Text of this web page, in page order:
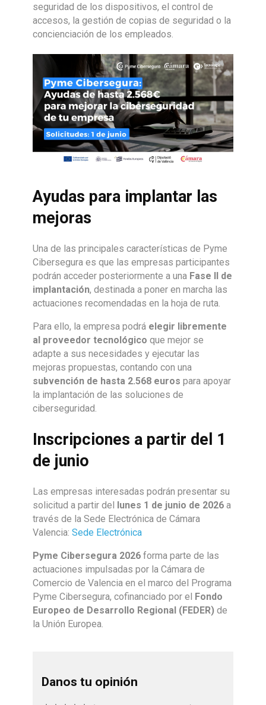
seguridad de los dispositivos, el control de
accesos, la gestión de copias de seguridad o la
concienciación de los empleados.
Ayudas para implantar las
mejoras
Una de las principales características de Pyme
Cibersegura es que las empresas participantes
podrán acceder posteriormente a una Fase II de
implantación, destinada a poner en marcha las
actuaciones recomendadas en la hoja de ruta.
Para ello, la empresa podrá elegir libremente
al proveedor tecnológico que mejor se
adapte a sus necesidades y ejecutar las
mejoras propuestas, contando con una
subvención de hasta 2.568 euros para apoyar
la implantación de las soluciones de
ciberseguridad.
Inscripciones a partir del 1
de junio
Las empresas interesadas podrán presentar su
solicitud a partir del lunes 1 de junio de 2026 a
través de la Sede Electrónica de Cámara
Valencia: Sede Electrónica
Pyme Cibersegura 2026 forma parte de las
actuaciones impulsadas por la Cámara de
Comercio de Valencia en el marco del Programa
Pyme Cibersegura, cofinanciado por el Fondo
Europeo de Desarrollo Regional (FEDER) de
la Unión Europea.
Danos tu opinión